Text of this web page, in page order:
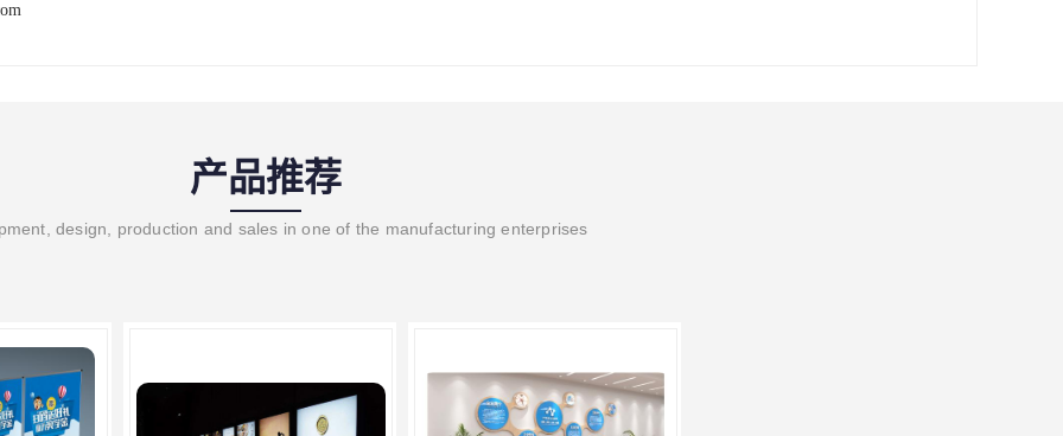
产品推荐
design, production and sales in one of the manufacturing enterprises